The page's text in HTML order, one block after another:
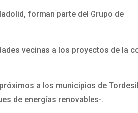
forman parte del Grupo de
vecinas a los proyectos de la
a los municipios de
de energías renovables-.